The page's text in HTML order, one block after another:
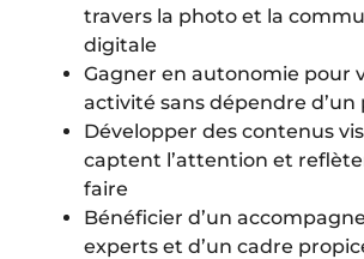
travers la photo et la
digitale
Gagner en autonomie pour
activité sans dépendre
Développer des contenus
captent l’attention et
faire
Bénéficier d’un
experts et d’un cadre